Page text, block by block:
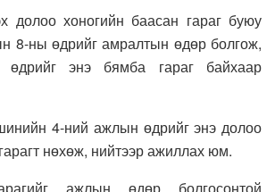
долоо хоногийн баасан гараг буюу
8-ны өдрийг амралтын өдөр болгож,
өдрийг энэ бямба гараг байхаар
4-ний ажлын өдрийг энэ долоо
нөхөж, нийтээр ажиллах юм.